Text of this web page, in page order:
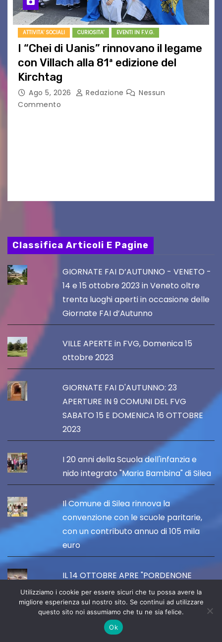
ATTIVITA' SOCIALI CURIOSITA' EVENTI IN F.V.G.
I “Chei di Uanis” rinnovano il legame
con Villach alla 81ª edizione del
Kirchtag
Ago 5, 2026 Redazione
Nessun
Commento
Classifica Articoli E Pagine
GIORNATE FAI D’AUTUNNO - VENETO -
14 e 15 ottobre 2023 in Veneto oltre
trenta luoghi aperti in occasione delle
Giornate FAI d’Autunno
VILLE APERTE in FVG, Domenica 15
ottobre 2023
GIORNATE FAI D'AUTUNNO: 23
APERTURE IN 9 COMUNI DEL FVG
SABATO 15 E DOMENICA 16 OTTOBRE
2023
I 20 anni della Scuola dell'infanzia e
nido integrato "Maria Bambina" di Silea
Il Comune di Silea rinnova la
convenzione con le scuole paritarie,
con un contributo annuo di 105 mila
euro
IL 14 OTTOBRE APRE "PORDENONE
ARTANDFOOD" TRA ARTE, GUSTO E
TURISMO DI QUALITÀ
Per il Fadiesis Accordion Festival 2023
Utilizziamo i cookie per essere sicuri che tu possa avere la
migliore esperienza sul nostro sito. Se continui ad utilizzare
questo sito noi assumiamo che tu ne sia felice.
Ok